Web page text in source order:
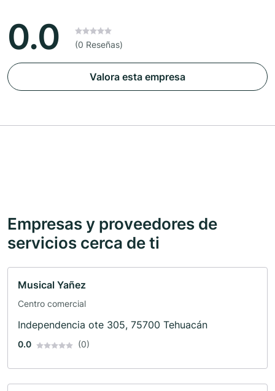
0.0 (0 Reseñas)
Valora esta empresa
Empresas y proveedores de
servicios cerca de ti
Musical Yañez
Centro comercial
Independencia ote 305, 75700 Tehuacán
0.0 (0)